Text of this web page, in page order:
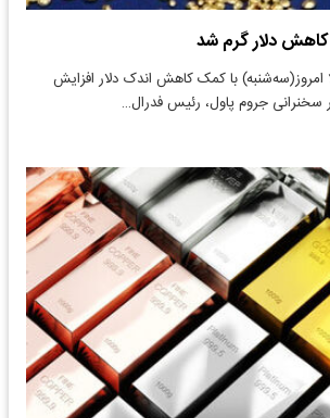
کاهش دلار گرم شد
با کمک کاهش اندک دلار افزایش
سخنرانی جروم پاول، رئیس فدرال…